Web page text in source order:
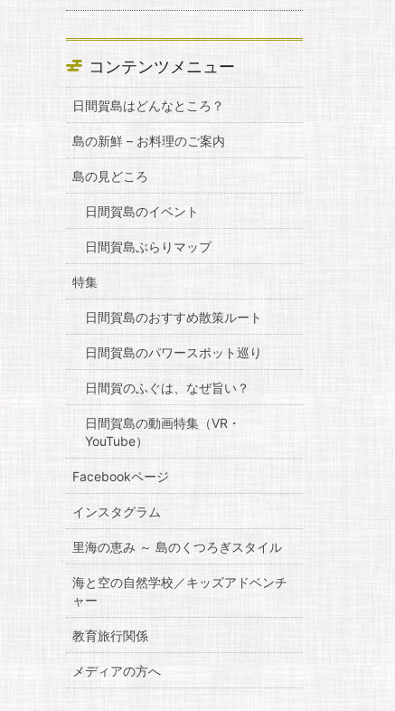
コンテンツメニュー
日間賀島はどんなところ？
島の新鮮 – お料理のご案内
島の見どころ
日間賀島のイベント
日間賀島ぶらりマップ
特集
日間賀島のおすすめ散策ルート
日間賀島のパワースポット巡り
日間賀のふぐは、なぜ旨い？
日間賀島の動画特集（VR・
YouTube）
Facebookページ
インスタグラム
里海の恵み ～ 島のくつろぎスタイル
海と空の自然学校／キッズアドベンチ
ャー
教育旅行関係
メディアの方へ